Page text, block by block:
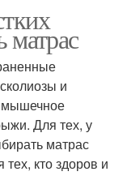
матрас
и
мышечное
Для тех, у
матрас
кто здоров и